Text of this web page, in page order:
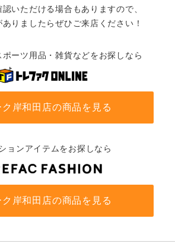
いただける場合もありますので、
りましたらぜひご来店ください！
ポーツ用品・雑貨などをお探しなら
ク岸和田店の商品を見る
ョンアイテムをお探しなら
ク岸和田店の商品を見る